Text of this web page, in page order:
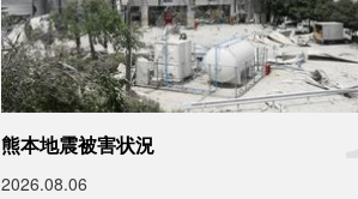
熊本地震被害状況
2026.08.06